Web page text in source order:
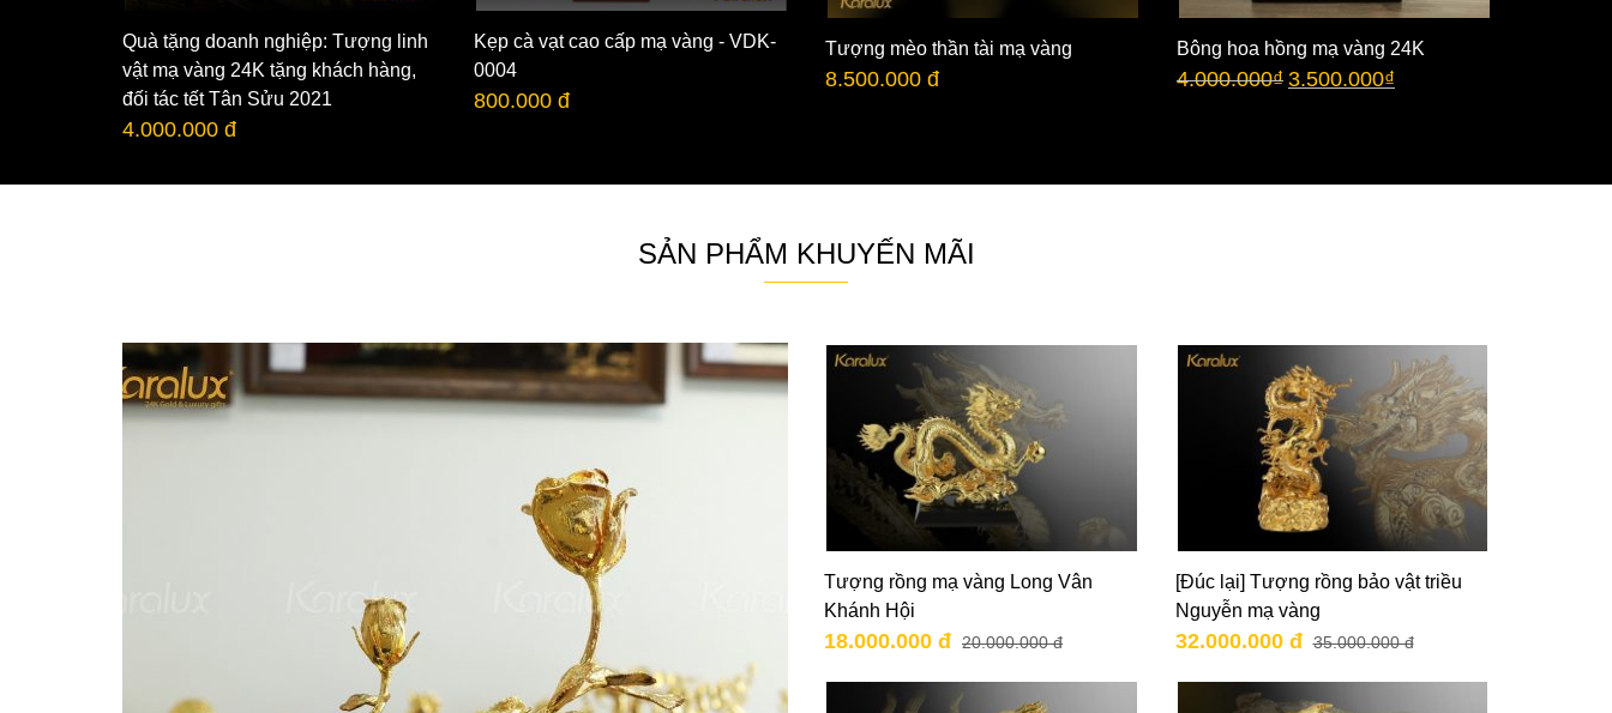
Quà tặng doanh nghiệp: Tượng linh
vật mạ vàng 24K tặng khách hàng,
đối tác tết Tân Sửu 2021
4.000.000 đ
Kẹp cà vạt cao cấp mạ vàng - VDK-
0004
800.000 đ
Tượng mèo thần tài mạ vàng
8.500.000 đ
Bông hoa hồng mạ vàng 24K
4.000.000₫ 3.500.000₫
SẢN PHẨM KHUYẾN MÃI
Tượng rồng mạ vàng Long Vân
Khánh Hội
18.000.000 đ 20.000.000 đ
[Đúc lại] Tượng rồng bảo vật triều
Nguyễn mạ vàng
32.000.000 đ 35.000.000 đ